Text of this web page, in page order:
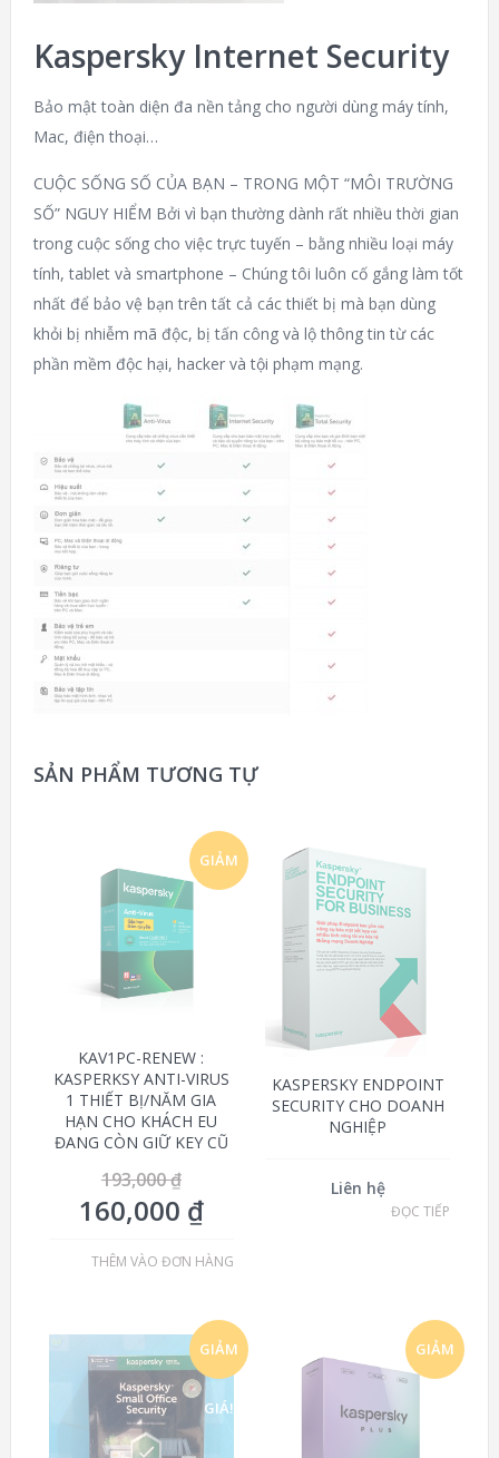
Kaspersky Internet Security
Bảo mật toàn diện đa nền tảng cho người dùng máy tính,
Mac, điện thoại…
CUỘC SỐNG SỐ CỦA BẠN – TRONG MỘT “MÔI TRƯỜNG
SỐ” NGUY HIỂM Bởi vì bạn thường dành rất nhiều thời gian
trong cuộc sống cho việc trực tuyến – bằng nhiều loại máy
tính, tablet và smartphone – Chúng tôi luôn cố gắng làm tốt
nhất để bảo vệ bạn trên tất cả các thiết bị mà bạn dùng
khỏi bị nhiễm mã độc, bị tấn công và lộ thông tin từ các
phần mềm độc hại, hacker và tội phạm mạng.
SẢN PHẨM TƯƠNG TỰ
GIẢM
KAV1PC-RENEW :
KASPERKSY ANTI-VIRUS
1 THIẾT BỊ/NĂM GIA
HẠN CHO KHÁCH EU
ĐANG CÒN GIỮ KEY CŨ
193,000₫
160,000 ₫
THÊM VÀO ĐƠN HÀNG
KASPERSKY ENDPOINT
SECURITY CHO DOANH
NGHIỆP
Liên hệ
ĐỌC TIẾP
GIẢM
GIÁ!
GIẢM